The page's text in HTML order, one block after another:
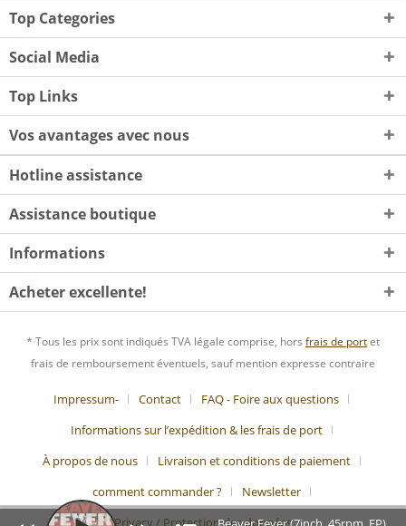
Top Categories
Social Media
Top Links
Vos avantages avec nous
Hotline assistance
Assistance boutique
Informations
Acheter excellente!
* Tous les prix sont indiqués TVA légale comprise, hors frais de portet
frais de remboursement éventuels, sauf mention expresse contraire
Impressum- Contact
FAQ - Foire aux questions
Informations sur l’expédition & les frais de port
À propos de nous
Livraison et conditions de paiement
comment commander ?
Newsletter
Privacy / Protection des données